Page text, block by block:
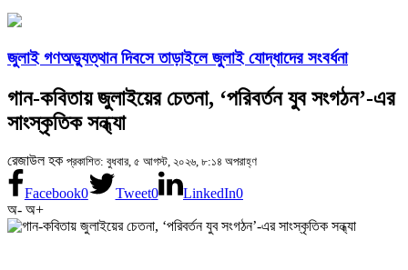
জুলাই গণঅভ্যুত্থান দিবসে তাড়াইলে জুলাই যোদ্ধাদের সংবর্ধনা
গান-কবিতায় জুলাইয়ের চেতনা, ‘পরিবর্তন যুব সংগঠন’-এর
সাংস্কৃতিক সন্ধ্যা
রেজাউল হক প্রকাশিত: বুধবার, ৫ আগস্ট, ২০২৬, ৮:১৪ অপরাহ্ণ
Facebook0 Tweet0 LinkedIn0
অ- অ+